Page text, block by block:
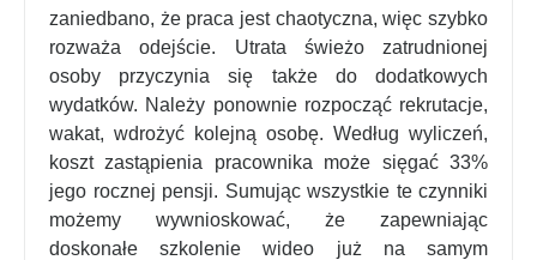
zaniedbano, że praca jest chaotyczna, więc szybko
rozważa odejście. Utrata świeżo zatrudnionej
osoby przyczynia się także do dodatkowych
wydatków. Należy ponownie rozpocząć rekrutacje,
wakat, wdrożyć kolejną osobę. Według wyliczeń,
koszt zastąpienia pracownika może sięgać 33%
jego rocznej pensji. Sumując wszystkie te czynniki
możemy wywnioskować, że zapewniając
doskonałe szkolenie wideo już na samym